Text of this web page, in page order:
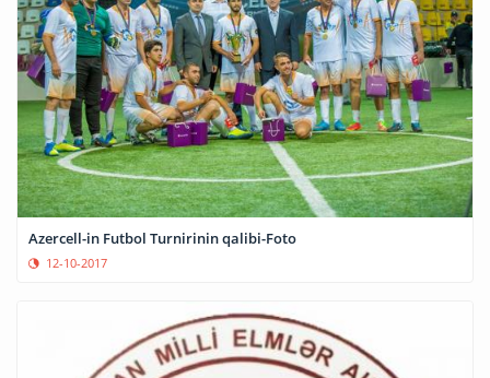
Azercell-in Futbol Turnirinin qalibi-Foto
12-10-2017